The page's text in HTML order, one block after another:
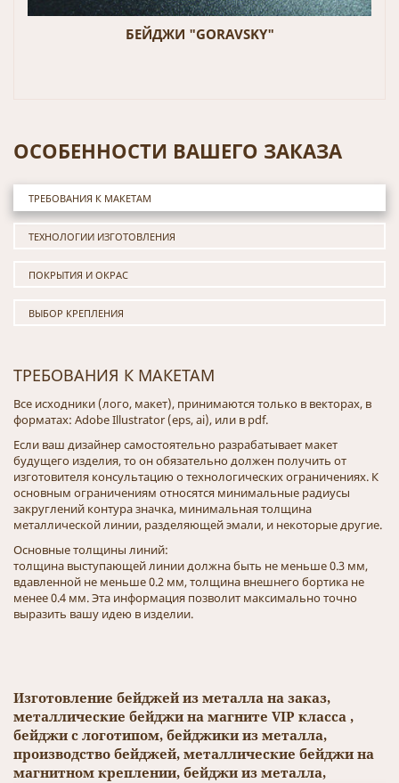
БЕЙДЖИ "GORAVSKY"
ОСОБЕННОСТИ ВАШЕГО ЗАКАЗА
ТРЕБОВАНИЯ К МАКЕТАМ
ТЕХНОЛОГИИ ИЗГОТОВЛЕНИЯ
ПОКРЫТИЯ И ОКРАС
ВЫБОР КРЕПЛЕНИЯ
ТРЕБОВАНИЯ К МАКЕТАМ
Все исходники (лого, макет), принимаются только в векторах, в
форматах: Adobe Illustrator (eps, ai), или в pdf.
Если ваш дизайнер самостоятельно разрабатывает макет
будущего изделия, то он обязательно должен получить от
изготовителя консультацию о технологических ограничениях. К
основным ограничениям относятся минимальные радиусы
закруглений контура значка, минимальная толщина
металлической линии, разделяющей эмали, и некоторые другие.
Основные толщины линий:
толщина выступающей линии должна быть не меньше 0.3 мм,
вдавленной не меньше 0.2 мм, толщина внешнего бортика не
менее 0.4 мм. Эта информация позволит максимально точно
выразить вашу идею в изделии.
Изготовление бейджей из металла на заказ,
металлические бейджи на магните VIP класса ,
бейджи с логотипом, бейджики из металла,
производство бейджей, металлические бейджи на
магнитном креплении, бейджи из металла,